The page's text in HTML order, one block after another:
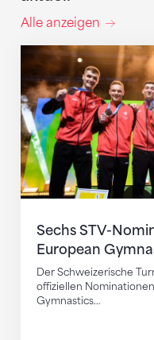
Alle anzeigen
Sechs STV-
European
Der Schweizerische
offiziellen
Gymnastics…
Sechs STV-